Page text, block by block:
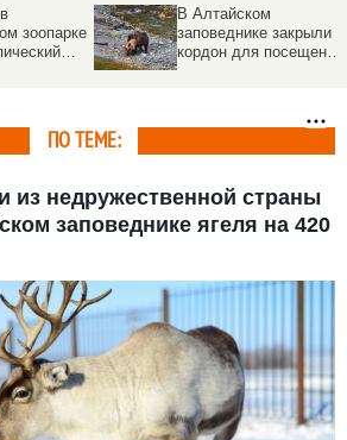
зоопарке
В Алтайском
заповеднике закрыли
кордон для посещений.
ПО ТЕМЕ:
из недружественной страны
заповеднике ягеля на 420